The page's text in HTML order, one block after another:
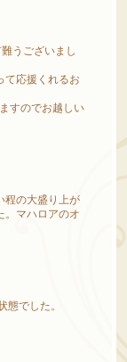
うございまし
て応援くれるお
すのでお越しい
程の大盛り上が
。マハロアのオ
でした。